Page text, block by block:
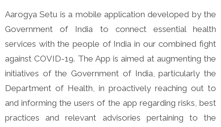
Aarogya Setu is a mobile application developed by the
Government of India to connect essential health
services with the people of India in our combined fight
against COVID-19. The App is aimed at augmenting the
initiatives of the Government of India, particularly the
Department of Health, in proactively reaching out to
and informing the users of the app regarding risks, best
practices and relevant advisories pertaining to the